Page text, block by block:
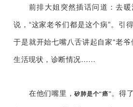
前排大姐突然插话问道：去
说，“这家老爷们都是这个病”。引
于是就开始七嘴八舌讲起自家“老爷
生活现状，诊断情况……
在他们嘴里，矽肺是个“癌”。得